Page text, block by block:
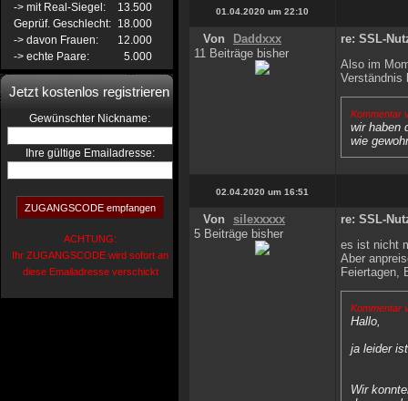
-> mit Real-Siegel:
13.500
Geprüf. Geschlecht: 18.000
-> davon Frauen:
12.000
-> echte Paare:
5.000
Jetzt kostenlos registrieren
Gewünschter Nickname:
Ihre gültige Emailadresse:
ACHTUNG:
Ihr ZUGANGSCODE wird sofort an
diese Emailadresse verschickt
01.04.2020 um 22:10
Von
Daddxxx
11 Beiträge bisher
re: SSL-
Also im
Verständnis
Kommentar
wir haben
wie
02.04.2020 um 16:51
Von
silexxxxx
5 Beiträge bisher
re: SSL-
es ist nicht
Aber
Feiertagen,
Kommentar
Hallo,
ja leider
Wir